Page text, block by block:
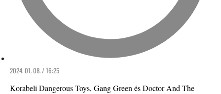
2024. 01. 08. / 16:25
Korabeli Dangerous Toys, Gang Green és Doctor And The